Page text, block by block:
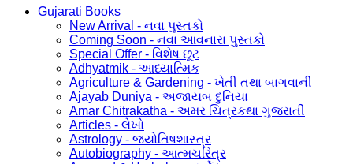
Gujarati Books
New Arrival - નવા પુસ્તકો
Coming Soon - નવા આવનારા પુસ્તકો
Special Offer - વિશેષ છૂટ
Adhyatmik - આધ્યાત્મિક
Agriculture & Gardening - ખેતી તથા બાગવાની
Ajayab Duniya - અજાયબ દુનિયા
Amar Chitrakatha - અમર ચિત્રકથા ગુજરાતી
Articles - લેખો
Astrology - જ્યોતિષશાસ્ત્ર
Autobiography - આત્મચરિત્ર